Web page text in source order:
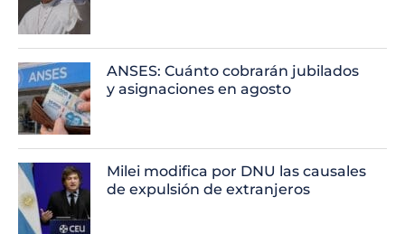
ANSES: Cuánto cobrarán jubilados
y asignaciones en agosto
Milei modifica por DNU las causales
de expulsión de extranjeros